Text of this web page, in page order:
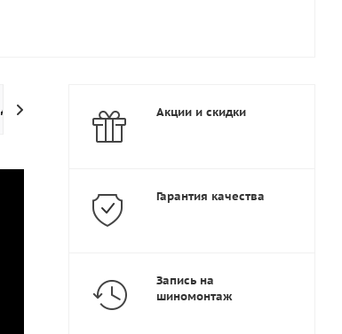
Доставка Дополнительно
Акции и скидки
Гарантия качества
Запись на
шиномонтаж